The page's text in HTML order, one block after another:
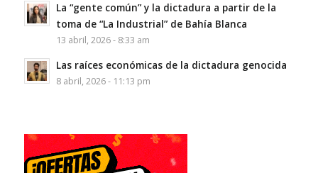
La “gente común” y la dictadura a partir de la
toma de “La Industrial” de Bahía Blanca
13 abril, 2026 - 8:33 am
Las raíces económicas de la dictadura genocida
8 abril, 2026 - 11:13 pm